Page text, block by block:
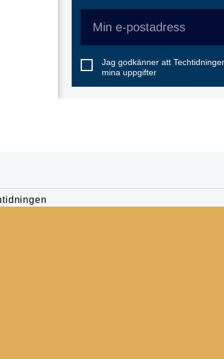
Jag godkänner att
mina uppgifter